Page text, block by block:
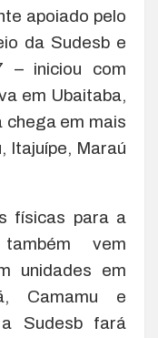
apoiado pelo
da Sudesb e
– iniciou com
em Ubaitaba,
chega em mais
Itajuípe, Maraú
físicas para a
vem
unidades em
Camamu e
Sudesb fará